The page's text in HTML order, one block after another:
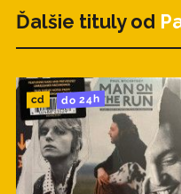
Ďalšie tituly od
cd do 24h